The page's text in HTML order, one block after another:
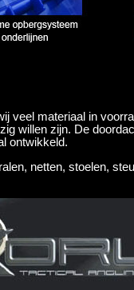
veel materiaal in
willen zijn. De
ontwikkeld.
netten, stoelen,